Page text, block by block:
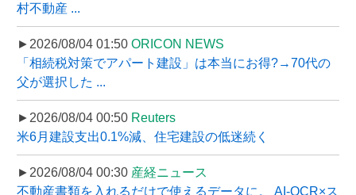
村不動産 ...
►2026/08/04 01:50 ORICON NEWS
「相続税対策でアパート建設」は本当にお得?→70代の
父が選択した ...
►2026/08/04 00:50 Reuters
米6月建設支出0.1%減、住宅建設の低迷続く
►2026/08/04 00:30 産経ニュース
不動産書類を入れるだけで使えるデータに。 AI-OCR×ス